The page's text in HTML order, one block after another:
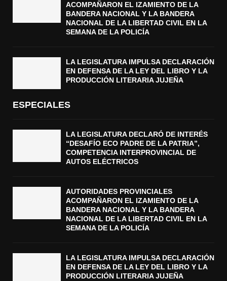
ACOMPAÑARON EL IZAMIENTO DE LA
BANDERA NACIONAL Y LA BANDERA
NACIONAL DE LA LIBERTAD CIVIL EN LA
SEMANA DE LA POLICÍA
LA LEGISLATURA IMPULSA DECLARACIÓN
EN DEFENSA DE LA LEY DEL LIBRO Y LA
PRODUCCIÓN LITERARIA JUJEÑA
ESPECIALES
LA LEGISLATURA DECLARÓ DE INTERÉS
“DESAFÍO ECO PADRE DE LA PATRIA”,
COMPETENCIA INTERPROVINCIAL DE
AUTOS ELÉCTRICOS
AUTORIDADES PROVINCIALES
ACOMPAÑARON EL IZAMIENTO DE LA
BANDERA NACIONAL Y LA BANDERA
NACIONAL DE LA LIBERTAD CIVIL EN LA
SEMANA DE LA POLICÍA
LA LEGISLATURA IMPULSA DECLARACIÓN
EN DEFENSA DE LA LEY DEL LIBRO Y LA
PRODUCCIÓN LITERARIA JUJEÑA